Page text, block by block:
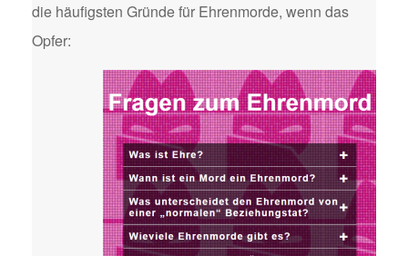
die häufigsten Gründe für Ehrenmorde, wenn das
Opfer: